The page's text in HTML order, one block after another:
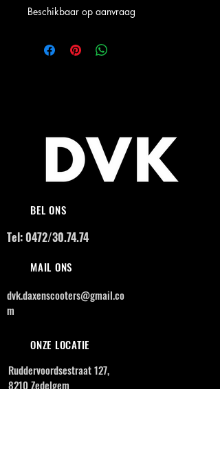
Beschikbaar op aanvraag
BEL ONS
Tel: 0472/30.74.74
MAIL ONS
dvk.daxenscooters@gmail.co
m
ONZE LOCATIE
Ruddervoordsestraat 127,
8210 Zedelgem